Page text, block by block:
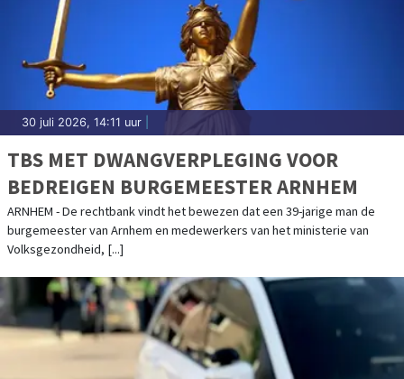
30 juli 2026, 14:11 uur
TBS MET DWANGVERPLEGING VOOR
BEDREIGEN BURGEMEESTER ARNHEM
ARNHEM - De rechtbank vindt het bewezen dat een 39-jarige man de
burgemeester van Arnhem en medewerkers van het ministerie van
Volksgezondheid, [...]